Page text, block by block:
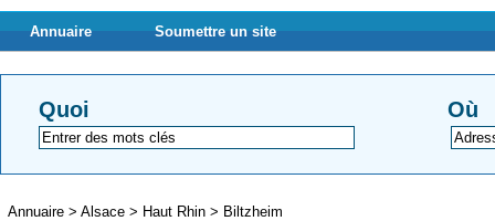
Annuaire Soumettre un site
Quoi Où
Annuaire > Alsace > Haut Rhin > Biltzheim